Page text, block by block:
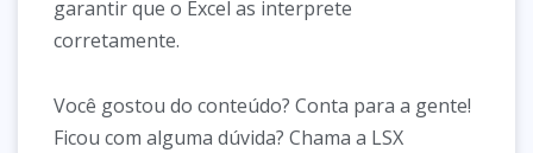
garantir que o Excel as interprete
corretamente.
Você gostou do conteúdo? Conta para a gente!
Ficou com alguma dúvida? Chama a LSX